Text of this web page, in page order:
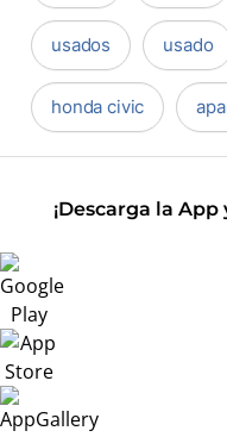
usados usado
honda civic
¡Descarga la